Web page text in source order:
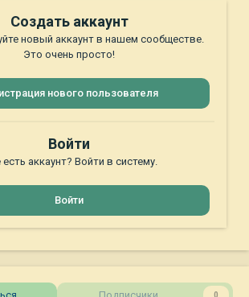
Создать аккаунт
новый аккаунт в нашем сообществе.
Это очень просто!
нового пользователя
Войти
аккаунт? Войти в систему.
Войти
0